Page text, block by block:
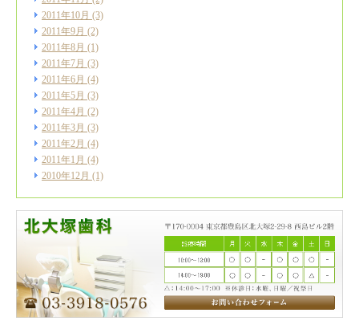
2011年10月 (3)
2011年9月 (2)
2011年8月 (1)
2011年7月 (3)
2011年6月 (4)
2011年5月 (3)
2011年4月 (2)
2011年3月 (3)
2011年2月 (4)
2011年1月 (4)
2010年12月 (1)